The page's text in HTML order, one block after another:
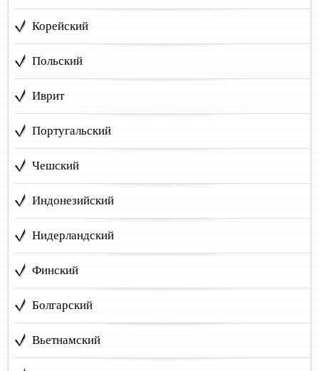
Корейский
Польский
Иврит
Португальский
Чешский
Индонезийский
Нидерландский
Финский
Болгарский
Вьетнамский